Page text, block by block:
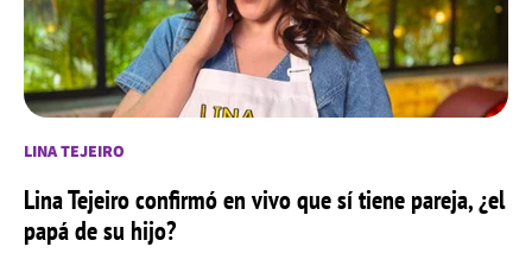
LINA TEJEIRO
Lina Tejeiro confirmó en vivo que sí tiene pareja, ¿el
papá de su hijo?